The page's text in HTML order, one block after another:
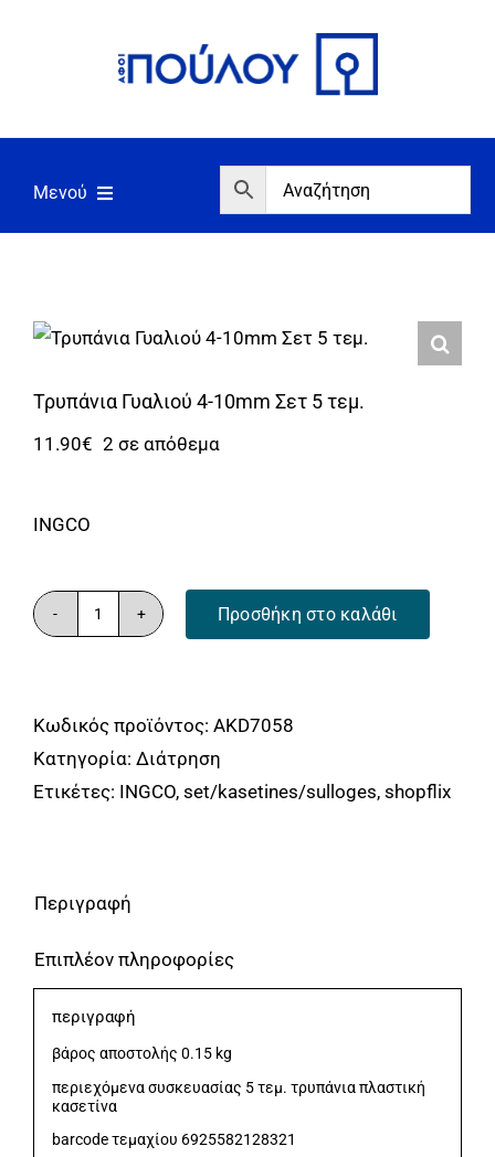
Μενού
Σπίτι/Κήπος/Αγροτικά
Αντλίες/Πιεστικά
Γεννήτριες/Συγκόλληση
Περισσότερα
Τρυπάνια Γυαλιού 4-10mm Σετ 5 τεμ.
11.90€ 2 σε απόθεμα
INGCO
Τρυπάνια
10mm
Σετ
5
Προσθήκη στο καλάθι
Κωδικός προϊόντος: AKD7058
Κατηγορία: Διάτρηση
Ετικέτες: INGCO, set/kasetines/sulloges, shopflix
Περιγραφή
Επιπλέον πληροφορίες
περιγραφή
βάρος αποστολής 0.15 kg
περιεχόμενα συσκευασίας 5 τεμ. τρυπάνια πλαστική
κασετίνα
barcode τεμαχίου 6925582128321